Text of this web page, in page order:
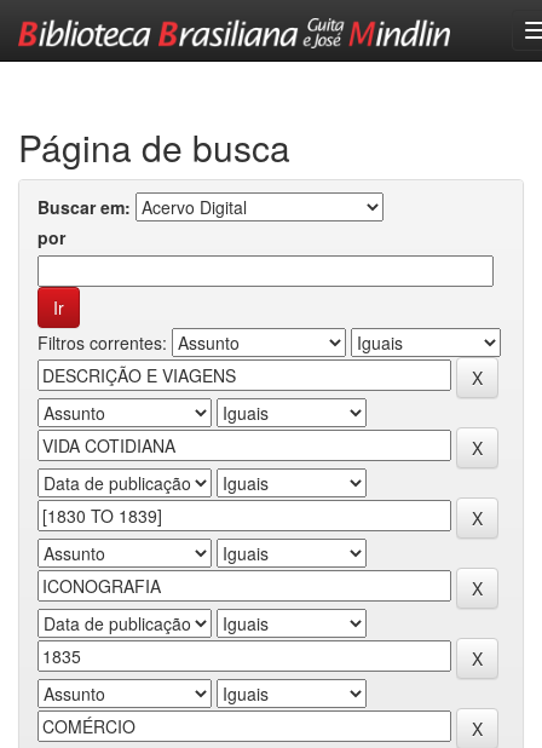
Página de busca
Buscar em:
por
Filtros correntes: